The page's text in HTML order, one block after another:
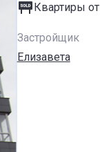
Квартиры
Застройщик
Елизавета